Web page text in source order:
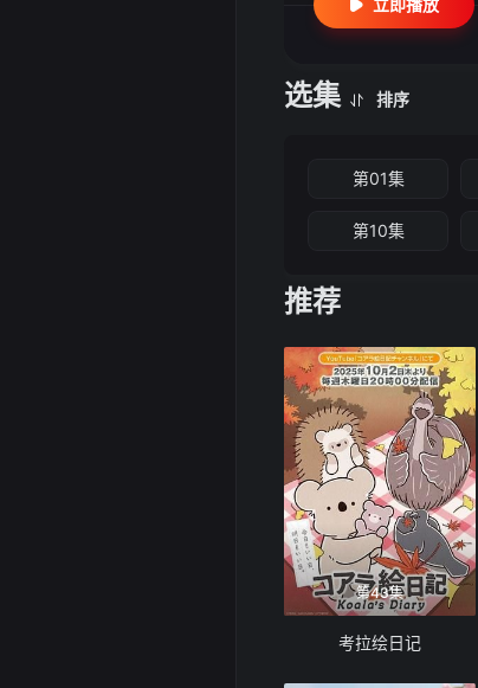
立即播放
选集 排序
第01集
第10集
推荐
第43集
考拉绘日记